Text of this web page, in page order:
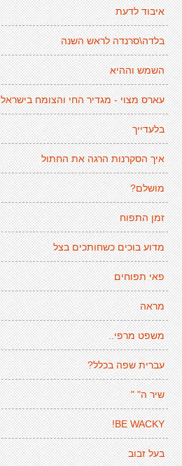
איבוד לדעת
בלדה\סרנדה לראש השנה
השמש וההיא
עארס מצוי - מגדיר החי והצומח בישראל
בלעדייך
איך הסקרנות הרגה את החתול
מושלם?
זמן התפוח
מדוע בוכים כשחותכים בצל
פאי תפוחים
מראה
משפט מרפי..
עברית שפה בכלל?
שיר ה" "
BE WACKY!
בעל זבוב